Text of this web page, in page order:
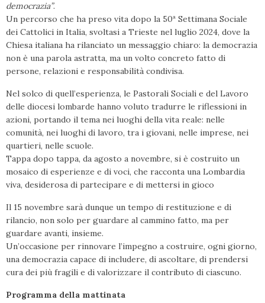
democrazia”.
Un percorso che ha preso vita dopo la 50ª Settimana Sociale
dei Cattolici in Italia, svoltasi a Trieste nel luglio 2024, dove la
Chiesa italiana ha rilanciato un messaggio chiaro: la democrazia
non è una parola astratta, ma un volto concreto fatto di
persone, relazioni e responsabilità condivisa.
Nel solco di quell’esperienza, le Pastorali Sociali e del Lavoro
delle diocesi lombarde hanno voluto tradurre le riflessioni in
azioni, portando il tema nei luoghi della vita reale: nelle
comunità, nei luoghi di lavoro, tra i giovani, nelle imprese, nei
quartieri, nelle scuole.
Tappa dopo tappa, da agosto a novembre, si è costruito un
mosaico di esperienze e di voci, che racconta una Lombardia
viva, desiderosa di partecipare e di mettersi in gioco
Il 15 novembre sarà dunque un tempo di restituzione e di
rilancio, non solo per guardare al cammino fatto, ma per
guardare avanti, insieme.
Un’occasione per rinnovare l’impegno a costruire, ogni giorno,
una democrazia capace di includere, di ascoltare, di prendersi
cura dei più fragili e di valorizzare il contributo di ciascuno.
Programma della mattinata